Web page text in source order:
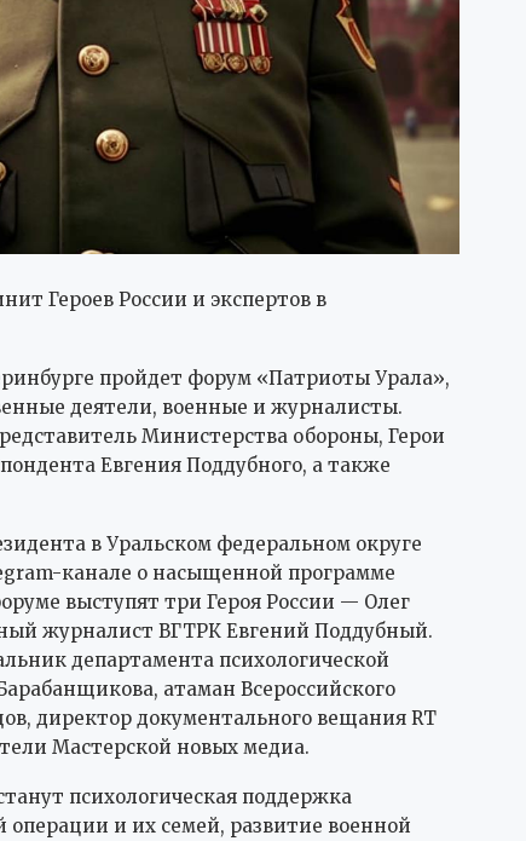
Героев России и экспертов в
пройдет форум «Патриоты Урала»,
деятели, военные и журналисты.
Министерства обороны, Герои
Евгения Поддубного, а также
в Уральском федеральном округе
канале о насыщенной программе
выступят три Героя России — Олег
журналист ВГТРК Евгений Поддубный.
департамента психологической
атаман Всероссийского
директор документального вещания RT
Мастерской новых медиа.
психологическая поддержка
операции и их семей, развитие военной